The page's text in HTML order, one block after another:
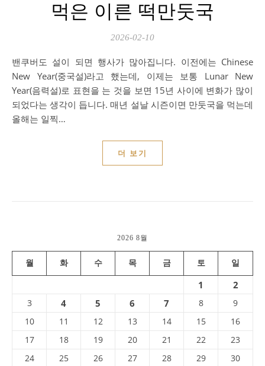
먹은 이른 떡만둣국
2026-02-10
밴쿠버도 설이 되면 행사가 많아집니다. 이전에는 Chinese
New Year(중국설)라고 했는데, 이제는 보통 Lunar New
Year(음력설)로 표현을 는 것을 보면 15년 사이에 변화가 많이
되었다는 생각이 듭니다. 매년 설날 시즌이면 만둣국을 먹는데
올해는 일찍…
더 보기
2026 8월
월 화 수 목 금 토 일
1 2
3 4 5 6 7 8
9
10
11 12 13 14 15
16
17
18 19 20 21 22
23
24
25 26 27 28 29
30